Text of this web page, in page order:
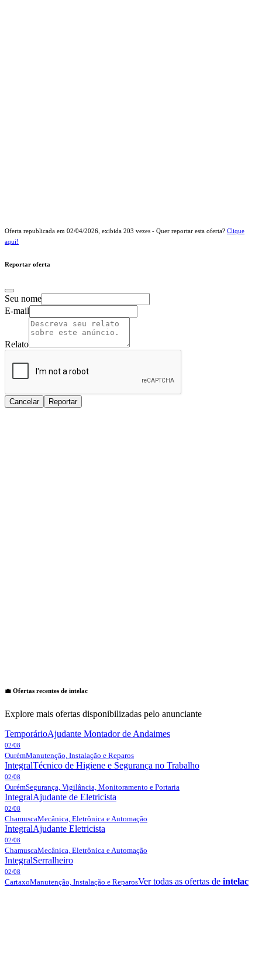
Oferta republicada em 02/04/2026 , exibida 203 vezes - Quer reportar esta oferta? Clique
aqui!
Reportar oferta
Seu nome
E-mail
Relato
Cancelar Reportar
💼 Ofertas recentes de intelac
Explore mais ofertas disponibilizadas pelo anunciante
TemporárioAjudante Montador de Andaimes
02/08
OurémManutenção, Instalação e Reparos
IntegralTécnico de Higiene e Segurança no Trabalho
02/08
OurémSegurança, Vigilância, Monitoramento e Portaria
IntegralAjudante de Eletricista
02/08
ChamuscaMecânica, Eletrônica e Automação
IntegralAjudante Eletricista
02/08
ChamuscaMecânica, Eletrônica e Automação
IntegralSerralheiro
02/08
CartaxoManutenção, Instalação e ReparosVer todas as ofertas de intelac